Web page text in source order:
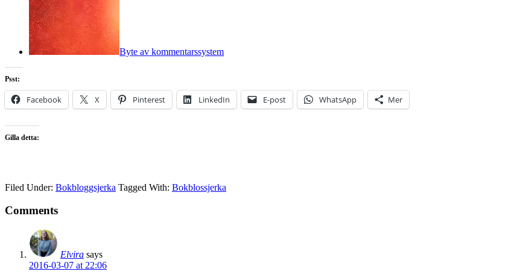
Byte av kommentarssystem
Psst:
Facebook X Pinterest LinkedIn E-post WhatsApp Mer
Gilla detta:
Filed Under: Bokbloggsjerka Tagged With: Bokblossjerka
Comments
Elvira says
2016-03-07 at 22:06